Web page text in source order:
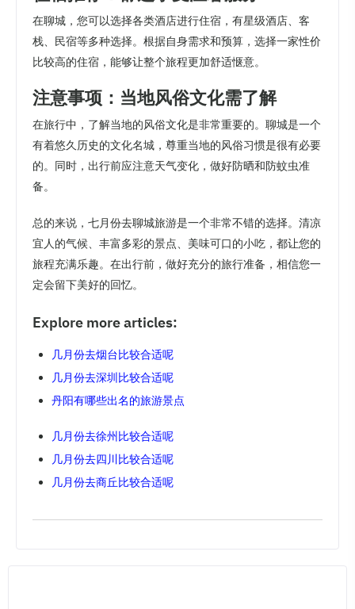
在聊城，您可以选择各类酒店进行住宿，有星级酒店、客
栈、民宿等多种选择。根据自身需求和预算，选择一家性价
比较高的住宿，能够让整个旅程更加舒适惬意。
注意事项：当地风俗文化需了解
在旅行中，了解当地的风俗文化是非常重要的。聊城是一个
有着悠久历史的文化名城，尊重当地的风俗习惯是很有必要
的。同时，出行前应注意天气变化，做好防晒和防蚊虫准
备。
总的来说，七月份去聊城旅游是一个非常不错的选择。清凉
宜人的气候、丰富多彩的景点、美味可口的小吃，都让您的
旅程充满乐趣。在出行前，做好充分的旅行准备，相信您一
定会留下美好的回忆。
Explore more articles:
几月份去烟台比较合适呢
几月份去深圳比较合适呢
丹阳有哪些出名的旅游景点
几月份去徐州比较合适呢
几月份去四川比较合适呢
几月份去商丘比较合适呢